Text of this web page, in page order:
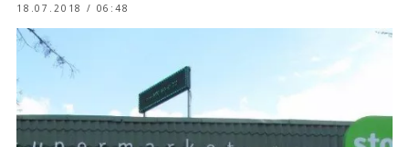
18.07.2018 / 06:48